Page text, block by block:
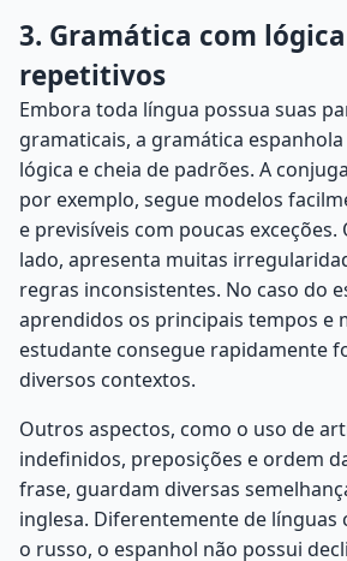
3. Gramática com
repetitivos
Embora toda língua possua suas
gramaticais, a gramática
lógica e cheia de padrões. A
por exemplo, segue modelos
e previsíveis com poucas
lado, apresenta muitas
regras inconsistentes. No caso do
aprendidos os principais tempos e
estudante consegue rapidamente
diversos contextos.
Outros aspectos, como o uso de
indefinidos, preposições e ordem
frase, guardam diversas
inglesa. Diferentemente de línguas
o russo, o espanhol não possui